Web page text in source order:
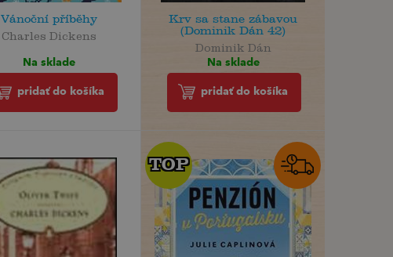
Vánoční příběhy
Charles Dickens
Na sklade
pridať do košíka
Krv sa stane zábavou
(Dominik Dán 42)
Dominik Dán
Na sklade
pridať do košíka
TOP
TOP